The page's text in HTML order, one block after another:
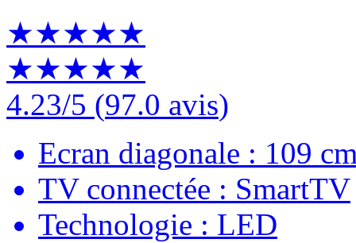
★★★★★
★★★★★
4.23/5 (97.0 avis)
Ecran diagonale : 109
TV connectée : SmartTV
Technologie : LED